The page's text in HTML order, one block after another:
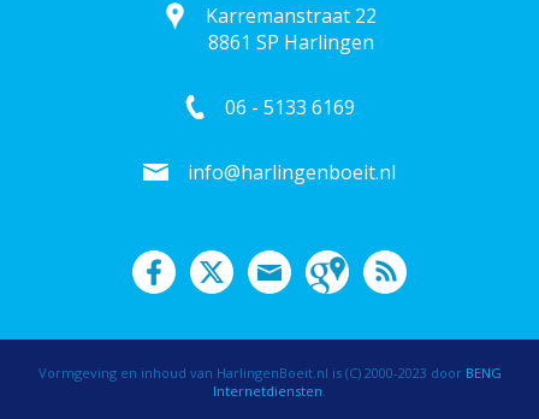
Karremanstraat 22
8861 SP Harlingen
06 - 5133 6169
info@harlingenboeit.nl
Vormgeving en inhoud van HarlingenBoeit.nl is (C) 2000-2023 door BENG
Internetdiensten